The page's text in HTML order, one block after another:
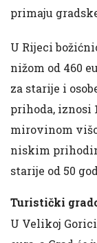
primaju
U Rijeci
nižom od 460
za starije i
prihoda, iznosi
mirovinom
niskim
starije od 50
Turistički
U Velikoj